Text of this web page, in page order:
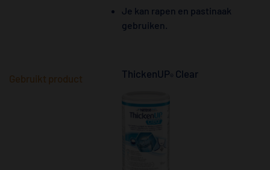
Je kan rapen en pastinaak
gebruiken.
Gebruikt product ThickenUP Clear